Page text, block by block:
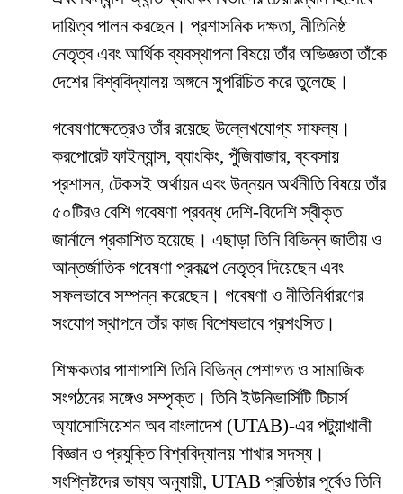
দায়িত্ব পালন করছেন। প্রশাসনিক দক্ষতা, নীতিনিষ্ঠ
নেতৃত্ব এবং আর্থিক ব্যবস্থাপনা বিষয়ে তাঁর অভিজ্ঞতা তাঁকে
দেশের বিশ্ববিদ্যালয় অঙ্গনে সুপরিচিত করে তুলেছে।
গবেষণাক্ষেত্রেও তাঁর রয়েছে উল্লেখযোগ্য সাফল্য।
করপোরেট ফাইন্যান্স, ব্যাংকিং, পুঁজিবাজার, ব্যবসায়
প্রশাসন, টেকসই অর্থায়ন এবং উন্নয়ন অর্থনীতি বিষয়ে তাঁর
৫০টিরও বেশি গবেষণা প্রবন্ধ দেশি-বিদেশি স্বীকৃত
জার্নালে প্রকাশিত হয়েছে। এছাড়া তিনি বিভিন্ন জাতীয় ও
আন্তর্জাতিক গবেষণা প্রকল্পে নেতৃত্ব দিয়েছেন এবং
সফলভাবে সম্পন্ন করেছেন। গবেষণা ও নীতিনির্ধারণের
সংযোগ স্থাপনে তাঁর কাজ বিশেষভাবে প্রশংসিত।
শিক্ষকতার পাশাপাশি তিনি বিভিন্ন পেশাগত ও সামাজিক
সংগঠনের সঙ্গেও সম্পৃক্ত। তিনি ইউনিভার্সিটি টিচার্স
অ্যাসোসিয়েশন অব বাংলাদেশ (UTAB)-এর পটুয়াখালী
বিজ্ঞান ও প্রযুক্তি বিশ্ববিদ্যালয় শাখার সদস্য।
সংশ্লিষ্টদের ভাষ্য অনুযায়ী, UTAB প্রতিষ্ঠার পূর্বেও তিনি